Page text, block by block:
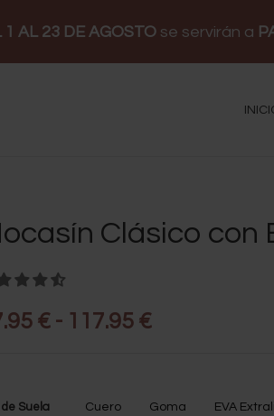
1 AL 23 DE AGOSTO se servirán a
Clásico con
€ - 117.95 €
de Suela Cuero Goma EVA